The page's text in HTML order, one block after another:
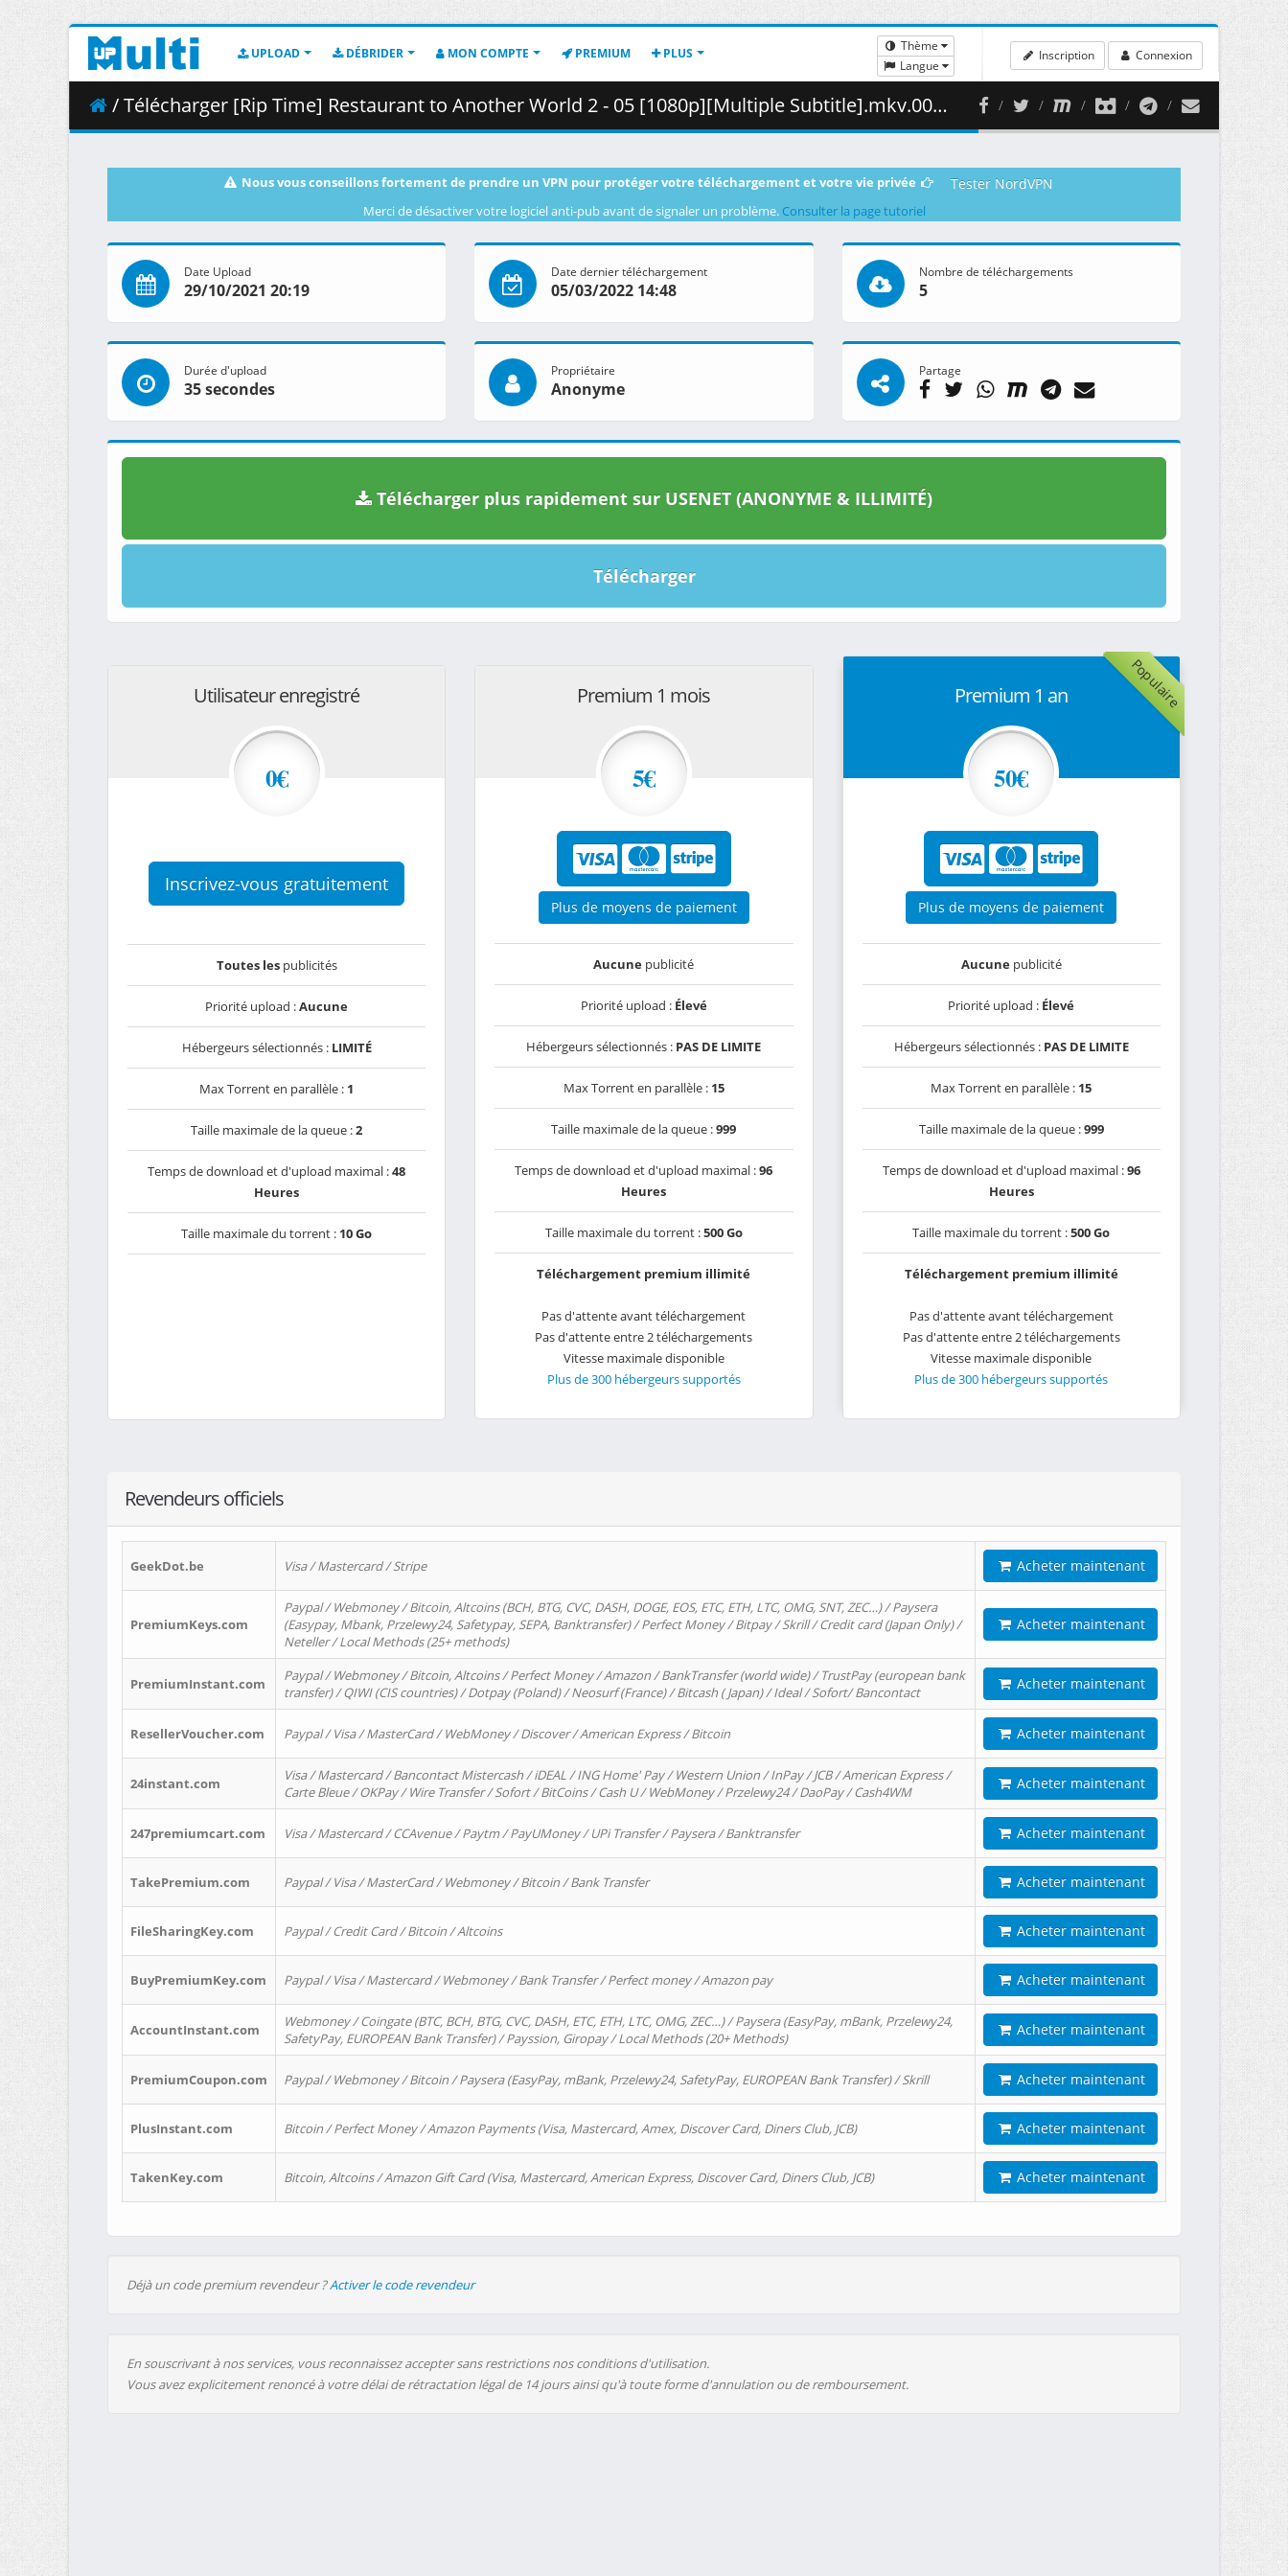
UPLOAD DÉBRIDER MON COMPTE PREMIUM PLUS
Thème
Langue
Inscription Connexion
/ Télécharger [Rip Time] Restaurant to Another World 2 - 05 [1080p][Multiple Subtitle].mkv.001 ( 460.37 MB )
Nous vous conseillons fortement de prendre un VPN pour protéger votre téléchargement et votre vie privée Tester NordVPN
Merci de désactiver votre logiciel anti-pub avant de signaler un problème. Consulter la page tutoriel
Date Upload
29/10/2021 20:19
Date dernier téléchargement
05/03/2022 14:48
Nombre de téléchargements
5
Durée d'upload
35 secondes
Propriétaire
Anonyme
Partage
Télécharger plus rapidement sur USENET (ANONYME & ILLIMITÉ)
Télécharger
Utilisateur enregistré
0€
Inscrivez-vous gratuitement
Toutes lespublicités
Priorité upload :Aucune
Hébergeurs sélectionnés : LIMITÉ
Max Torrent en parallèle : 1
Taille maximale de la queue :2
Temps de download et d'upload maximal :48
Heures
Taille maximale du torrent : 10 Go
Premium 1 mois
5€
Plus de moyens de paiement
Aucune publicité
Priorité upload : Élevé
Hébergeurs sélectionnés : PAS DE LIMITE
Max Torrent en parallèle : 15
Taille maximale de la queue :999
Temps de download et d'upload maximal :96
Heures
Taille maximale du torrent :500 Go
Téléchargement premium illimité
Pas d'attente avant téléchargement
Pas d'attente entre 2 téléchargements
Vitesse maximale disponible
Plus de 300 hébergeurs supportés
Populaire
Premium 1 an
50€
Plus de moyens de paiement
Aucunepublicité
Priorité upload : Élevé
Hébergeurs sélectionnés : PAS DE LIMITE
Max Torrent en parallèle : 15
Taille maximale de la queue :999
Temps de download et d'upload maximal :96
Heures
Taille maximale du torrent :500 Go
Téléchargement premium illimité
Pas d'attente avant téléchargement
Pas d'attente entre 2 téléchargements
Vitesse maximale disponible
Plus de 300 hébergeurs supportés
Revendeurs officiels
GeekDot.be Visa / Mastercard / Stripe Acheter maintenant
PremiumKeys.com
Paypal / Webmoney / Bitcoin, Altcoins (BCH, BTG, CVC, DASH, DOGE, EOS, ETC, ETH, LTC, OMG, SNT, ZEC…) / Paysera
(Easypay, Mbank, Przelewy24, Safetypay, SEPA, Banktransfer) / Perfect Money / Bitpay / Skrill / Credit card (Japan Only) /
Neteller / Local Methods (25+ methods)
Acheter maintenant
PremiumInstant.com
Paypal / Webmoney / Bitcoin, Altcoins / Perfect Money / Amazon / BankTransfer (world wide) / TrustPay (european bank
transfer) / QIWI (CIS countries) / Dotpay (Poland) / Neosurf (France) / Bitcash ( Japan) / Ideal / Sofort/ Bancontact
Acheter maintenant
ResellerVoucher.com Paypal / Visa / MasterCard / WebMoney / Discover / American Express / Bitcoin Acheter maintenant
24instant.com
Visa / Mastercard / Bancontact Mistercash / iDEAL / ING Home' Pay / Western Union / InPay / JCB / American Express /
Carte Bleue / OKPay / Wire Transfer / Sofort / BitCoins / Cash U / WebMoney / Przelewy24 / DaoPay / Cash4WM
Acheter maintenant
247premiumcart.com Visa / Mastercard / CCAvenue / Paytm / PayUMoney / UPi Transfer / Paysera / Banktransfer Acheter maintenant
TakePremium.com Paypal / Visa / MasterCard / Webmoney / Bitcoin / Bank Transfer Acheter maintenant
FileSharingKey.com Paypal / Credit Card / Bitcoin / Altcoins Acheter maintenant
BuyPremiumKey.com Paypal / Visa / Mastercard / Webmoney / Bank Transfer / Perfect money / Amazon pay Acheter maintenant
AccountInstant.com
Webmoney / Coingate (BTC, BCH, BTG, CVC, DASH, ETC, ETH, LTC, OMG, ZEC…) / Paysera (EasyPay, mBank, Przelewy24,
SafetyPay, EUROPEAN Bank Transfer) / Payssion, Giropay / Local Methods (20+ Methods)
Acheter maintenant
PremiumCoupon.com Paypal / Webmoney / Bitcoin / Paysera (EasyPay, mBank, Przelewy24, SafetyPay, EUROPEAN Bank Transfer) / Skrill Acheter maintenant
PlusInstant.com Bitcoin / Perfect Money / Amazon Payments (Visa, Mastercard, Amex, Discover Card, Diners Club, JCB) Acheter maintenant
TakenKey.com Bitcoin, Altcoins / Amazon Gift Card (Visa, Mastercard, American Express, Discover Card, Diners Club, JCB) Acheter maintenant
Déjà un code premium revendeur ?Activer le code revendeur
En souscrivant à nos services, vous reconnaissez accepter sans restrictions nos conditions d'utilisation.
Vous avez explicitement renoncé à votre délai de rétractation légal de 14 jours ainsi qu'à toute forme d'annulation ou de remboursement.